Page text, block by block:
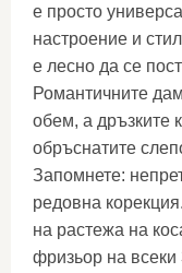
е просто
настроение и
е лесно да се
Романтичните
обем, а дръзките
обръснатите
Запомнете:
редовна
на растежа на
фризьор на всеки